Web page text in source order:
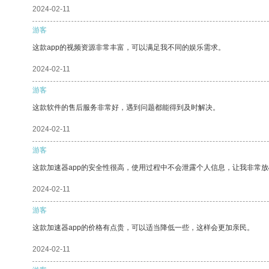
2024-02-11
游客
这款app的视频资源非常丰富，可以满足我不同的娱乐需求。
2024-02-11
游客
这款软件的售后服务非常好，遇到问题都能得到及时解决。
2024-02-11
游客
这款加速器app的安全性很高，使用过程中不会泄露个人信息，让我非常
2024-02-11
游客
这款加速器app的价格有点贵，可以适当降低一些，这样会更加亲民。
2024-02-11